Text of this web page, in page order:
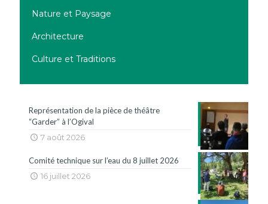
Nature et Paysage
Architecture
Culture et Traditions
Représentation de la pièce de théâtre
“Garder” à l’Ogival
7 août 2026
Comité technique sur l’eau du 8 juillet 2026
16 juillet 2026